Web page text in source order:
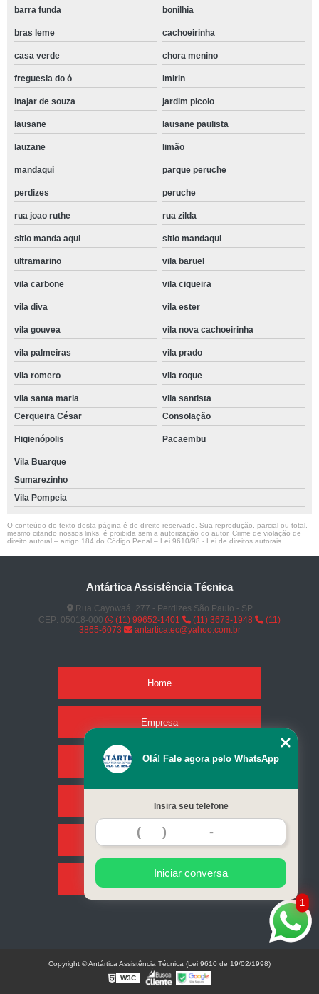
barra funda bonilhia
bras leme cachoeirinha
casa verde chora menino
freguesia do ó imirin
inajar de souza jardim picolo
lausane lausane paulista
lauzane limão
mandaqui parque peruche
perdizes peruche
rua joao ruthe rua zilda
sitio manda aqui sitio mandaqui
ultramarino vila baruel
vila carbone vila ciqueira
vila diva vila ester
vila gouvea vila nova cachoeirinha
vila palmeiras vila prado
vila romero vila roque
vila santa maria
vila santista
Cerqueira César
Consolação
Higienópolis Pacaembu
Vila Buarque
Sumarezinho
Vila Pompeia
O conteúdo do texto desta página é de direito reservado. Sua reprodução, parcial ou total,
mesmo citando nossos links, é proibida sem a autorização do autor. Crime de violação de
direito autoral – artigo 184 do Código Penal – Lei 9610/98 - Lei de direitos autorais
Antártica Assistência Técnica
Rua Cayowaá, 277 - Perdizes São Paulo - SP
CEP: 05018-000
(11) 99652-1401 (11) 3673-1948
(11)
3865-6073
antarticatec@yahoo.com.br
Home
Empresa
Missão
Serviços
Contato
Mapa do site
1
Olá! Fale agora pelo WhatsApp
Insira seu telefone
Iniciar conversa
Copyright © Antártica Assistência Técnica (Lei 9610 de 19/02/1998)
W3C